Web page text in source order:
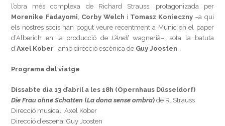
l’obra més complexa
de Richard Strauss, protagonizada per
Morenike Fadayomi, Corby Welch i Tomasz Konieczny –a qui
els nostres socis han pogut veure recentment a Munic en el paper
d’Alberich en la producció deL’Anell wagnerià–, sota la batuta
d’Axel Kober i amb direcció escènica de Guy Joosten.
Programa del viatge
Dissabte dia 13 d’abril a les 18h (Opernhaus Düsseldorf)
Die Frau ohne Schatten (La dona sense ombra)de R. Strauss
Direcció musical: Axel Kober
Direcció d’escena: Guy Joosten